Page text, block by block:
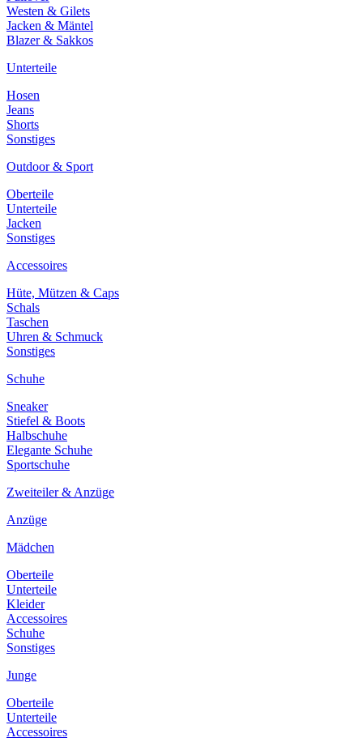
Westen & Gilets
Jacken & Mäntel
Blazer & Sakkos
Unterteile
Hosen
Jeans
Shorts
Sonstiges
Outdoor & Sport
Oberteile
Unterteile
Jacken
Sonstiges
Accessoires
Hüte, Mützen & Caps
Schals
Taschen
Uhren & Schmuck
Sonstiges
Schuhe
Sneaker
Stiefel & Boots
Halbschuhe
Elegante Schuhe
Sportschuhe
Zweiteiler & Anzüge
Anzüge
Mädchen
Oberteile
Unterteile
Kleider
Accessoires
Schuhe
Sonstiges
Junge
Oberteile
Unterteile
Accessoires